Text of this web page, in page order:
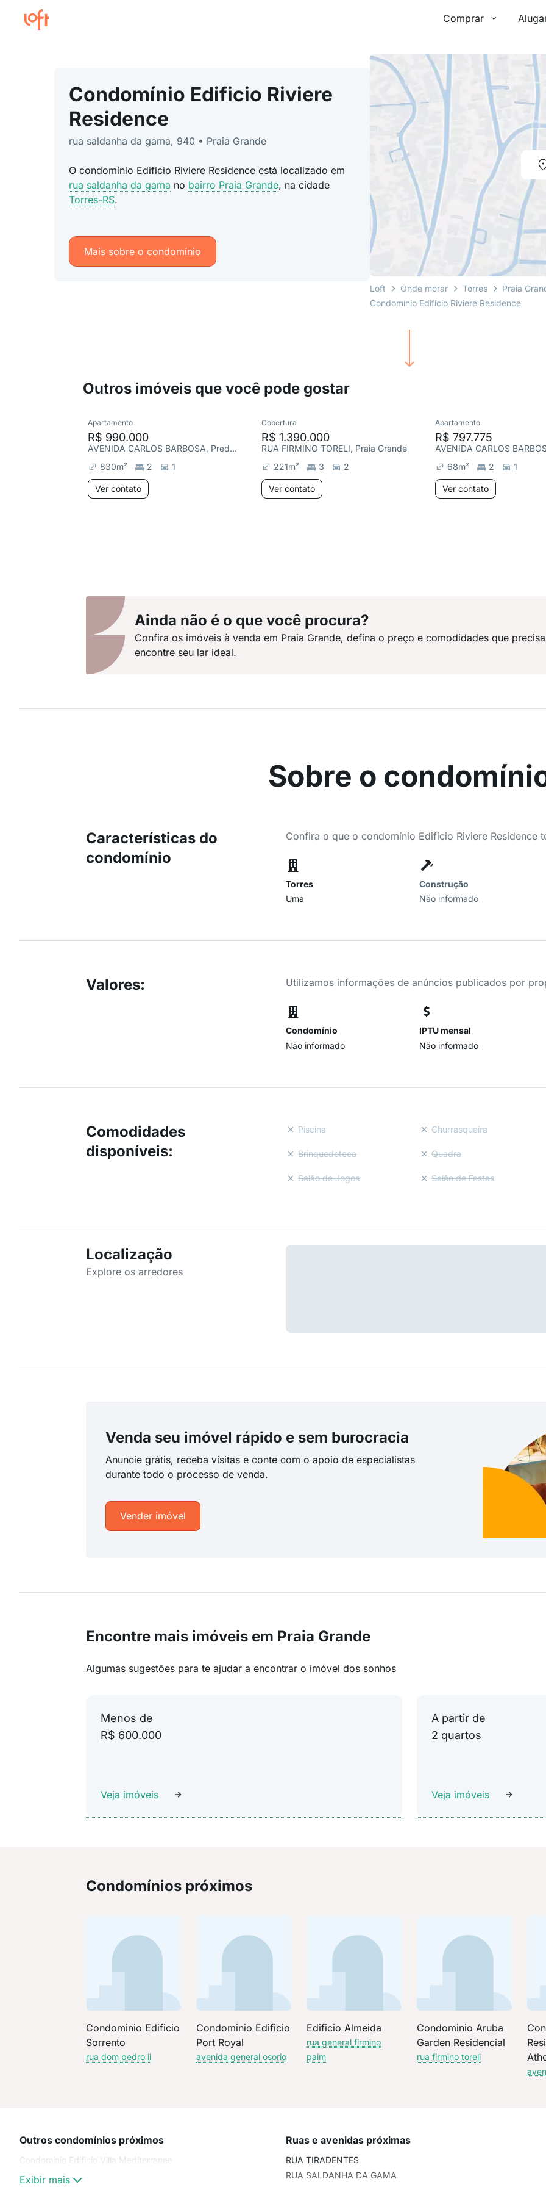
Comprar
Condomínio Edificio Riviere
Residence
rua saldanha da gama, 940 • Praia Grande
O condomínio Edificio Riviere Residence está localizado em
rua saldanha da gama no bairro Praia Grande, na cidade
Torres-RS.
Mais sobre o condomínio
Loft Onde morar Torres Praia
Condomínio Edificio Riviere Residence
Outros imóveis que você pode gostar
Apartamento
R$ 990.000
AVENIDA CARLOS BARBOSA, Predial
830m² 2 1
Ver contato
Cobertura
R$ 1.390.000
RUA FIRMINO TORELI, Praia Grande
221m² 3 2
Ver contato
Apartamento
R$ 797.775
68m² 2 1
Ver contato
Ainda não é o que você procura?
Confira os imóveis à venda em Praia Grande, defina o preço e comodidades que
encontre seu lar ideal.
Sobre o
Características do
condomínio
Confira o que o condomínio Edificio Riviere Residence
Torres
Uma
Construção
Não informado
Valores: Utilizamos informações de anúncios publicados por
Condomínio
Não informado
IPTU mensal
Não informado
Comodidades
disponíveis:
Piscina Churrasqueira
Brinquedoteca Quadra
Salão de Jogos Salão de Festas
Localização
Explore os arredores
Venda seu imóvel rápido e sem burocracia
Anuncie grátis, receba visitas e conte com o apoio de especialistas
durante todo o processo de venda.
Vender imóvel
Encontre mais imóveis em Praia Grande
Algumas sugestões para te ajudar a encontrar o imóvel dos sonhos
Menos de
R$ 600.000
Veja imóveis
A partir de
2 quartos
Veja imóveis
Condomínios próximos
Condominio Edificio
Sorrento
rua dom pedro ii
Condominio Edificio
Port Royal
avenida general osorio
Edificio Almeida
rua general firmino
paim
Condominio Aruba
Garden Residencial
rua firmino toreli
Outros condomínios próximos
Condominio Edificio Villa Mediterranee
Exibir mais
Ruas e avenidas próximas
RUA TIRADENTES
RUA SALDANHA DA GAMA